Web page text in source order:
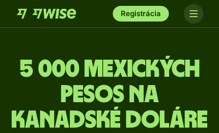
Registrácia
5 000 Mexických
pesos na
kanadské doláre